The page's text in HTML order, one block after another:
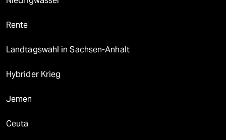
Rente
Landtagswahl in Sachsen-Anhalt
Hybrider Krieg
Jemen
Ceuta